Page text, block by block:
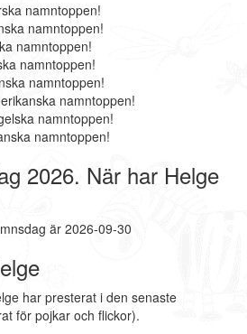
namntoppen!
namntoppen!
namntoppen!
namntoppen!
namntoppen!
namntoppen!
namntoppen!
namntoppen!
2026. När har Helge
är 2026-09-30
har presterat i den senaste
för pojkar och flickor).